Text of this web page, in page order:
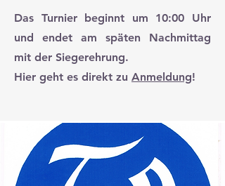
Das Turnier beginnt um 10:00 Uhr
und endet am späten Nachmittag
mit der Siegerehrung.
Hier geht es direkt zu Anmeldung!